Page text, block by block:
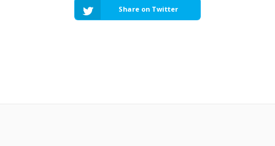
Share on Twitter